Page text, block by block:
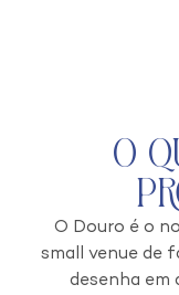
O
O Douro é o
small venue de
desenha em